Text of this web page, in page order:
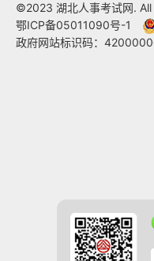
©2023 湖北人事考试网.
鄂ICP备05011090号-1
政府网站标识码：